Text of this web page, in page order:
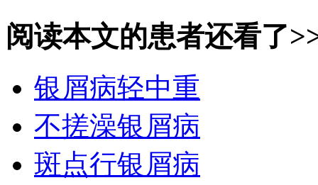
阅读本文的患者还看了
银屑病轻中重
不搓澡银屑病
斑点行银屑病